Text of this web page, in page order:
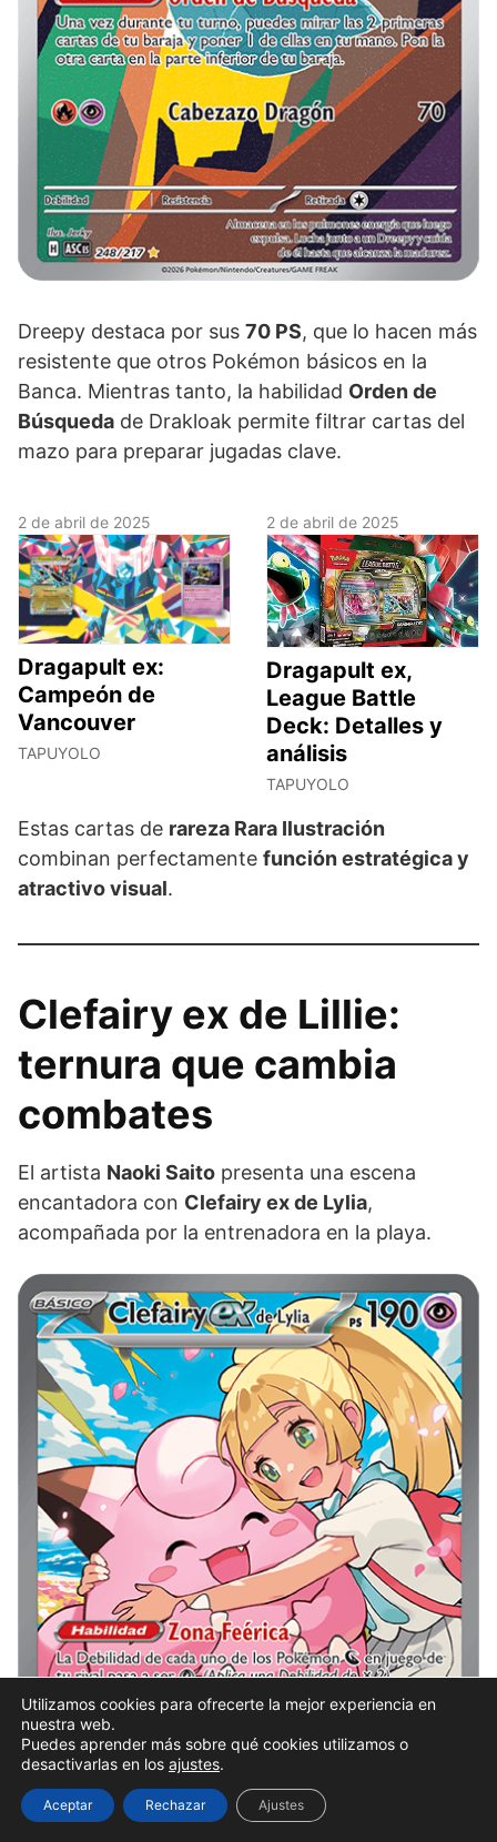
Dreepy destaca por sus 70 PS, que lo hacen más
resistente que otros Pokémon básicos en la
Banca. Mientras tanto, la habilidad Orden de
Búsqueda de Drakloak permite filtrar cartas del
mazo para preparar jugadas clave.
2 de abril de 2025
Dragapult ex:
Campeón de
Vancouver
TAPUYOLO
2 de abril de 2025
Dragapult ex,
League Battle
Deck: Detalles y
análisis
TAPUYOLO
Estas cartas de rareza Rara Ilustración
combinan perfectamente función estratégica y
atractivo visual.
Clefairy ex de Lillie:
ternura que cambia
combates
El artista Naoki Saito presenta una escena
encantadora con Clefairy ex de Lylia,
acompañada por la entrenadora en la playa.
Utilizamos cookies para ofrecerte la mejor experiencia en
nuestra web.
Puedes aprender más sobre qué cookies utilizamos o
desactivarlas en los ajustes.
Aceptar Rechazar Ajustes